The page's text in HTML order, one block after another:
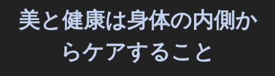
美と健康は身体の内側か
らケアすること